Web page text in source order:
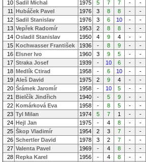
10 Sadil Michal 1975 5 7 7 -
-
11 Hubáček Pavel 1976 3 8 8 -
-
12 Sadil Stanislav 1976 3 6 10 -
-
13 Vepřek Radomír 1953 2 8 8 -
-
14 Osladil Stanislav 1950 4 9 4 -
-
15 Kochwasser František 1936 - 8 9 -
-
16 Elsner Ivo 1960 3 9 5 -
-
17 Straka Josef 1939 - 10 6 -
-
18 Medlík Ctirad 1958 - 6 10 -
-
19 Aleš David 1975 2 9 4 -
-
20 Šrámek Jaromír 1958 - 10 5 -
-
21 Bielčík Jindřich 1940 - 5 9 -
-
22 Komárková Eva 1958 - 8 5 -
-
23 Tyl Milan 1974 5 7 1 -
-
24 Hejl Jan 1975 - 4 8 -
-
25 Škop Vladimír 1954 2 3 7 -
-
26 Schertler David 1978 3 2 7 -
-
27 Valenta Pavel 1969 - 4 8 -
-
28 Repka Karel 1956 - 4 8 -
-